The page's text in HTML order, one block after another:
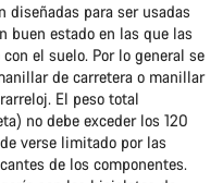
diseñadas para ser usadas
buen estado en las que las
el suelo. Por lo general se
de carretera o manillar
El peso total
no debe exceder los 120
verse limitado por las
de los componentes.